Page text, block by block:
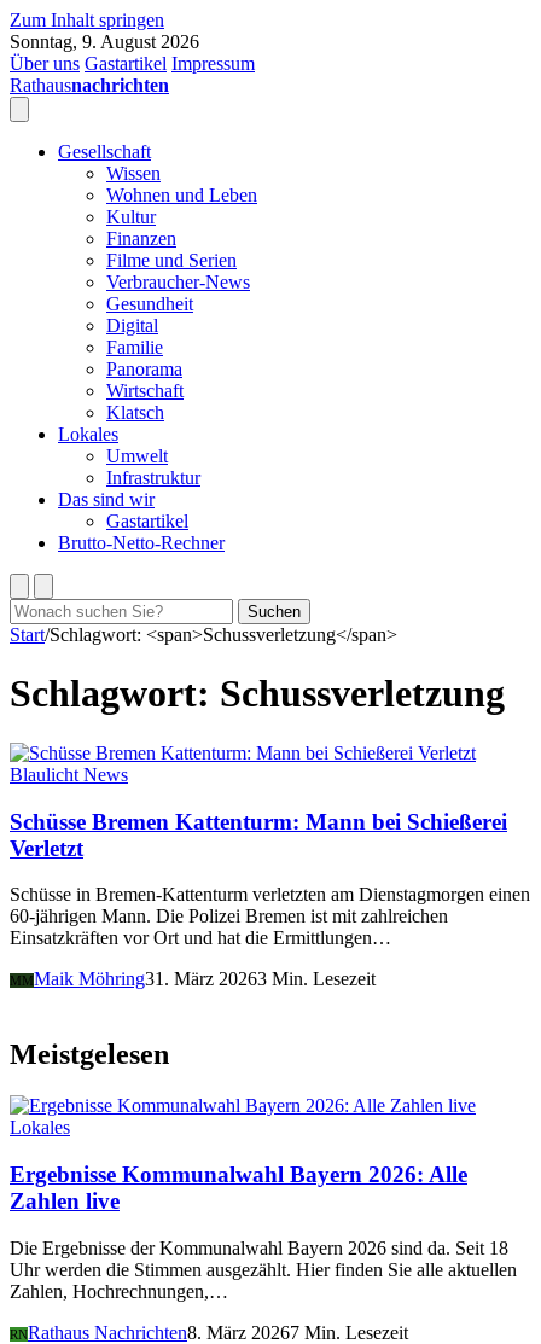
Zum Inhalt springen
Sonntag, 9. August 2026
Über uns Gastartikel Impressum
Rathausnachrichten
Gesellschaft
Wissen
Wohnen und Leben
Kultur
Finanzen
Filme und Serien
Verbraucher-News
Gesundheit
Digital
Familie
Panorama
Wirtschaft
Klatsch
Lokales
Umwelt
Infrastruktur
Das sind wir
Gastartikel
Brutto-Netto-Rechner
Suchen
nach:
Suchen
Start/Schlagwort: <span>Schussverletzung</span>
Schlagwort: Schussverletzung
Blaulicht News
Schüsse Bremen Kattenturm: Mann bei Schießerei
Verletzt
Schüsse in Bremen-Kattenturm verletzten am Dienstagmorgen einen
60-jährigen Mann. Die Polizei Bremen ist mit zahlreichen
Einsatzkräften vor Ort und hat die Ermittlungen…
MM Maik Möhring31. März 20263 Min. Lesezeit
Meistgelesen
Lokales
Ergebnisse Kommunalwahl Bayern 2026: Alle
Zahlen live
Die Ergebnisse der Kommunalwahl Bayern 2026 sind da. Seit 18
Uhr werden die Stimmen ausgezählt. Hier finden Sie alle aktuellen
Zahlen, Hochrechnungen,…
RNRathaus Nachrichten8. März 20267 Min. Lesezeit